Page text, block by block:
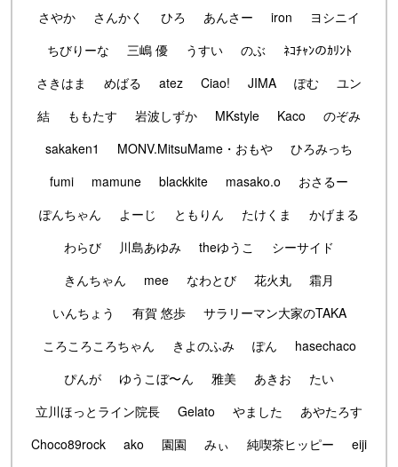
さやか
さんかく ひろ あんさー iron
ヨシニイ
ちびりーな
三嶋 優 うすい のぶ
ﾈｺﾁｬﾝのｶﾘﾝﾄ
さきはま
めばる atez Ciao! JIMA ぽむ
ユン
結
ももたす 岩波しずか MKstyle Kaco
のぞみ
sakaken1
MONV.MitsuMame・おもや
ひろみっち
fumi
mamune blackkite masako.o
おさるー
ぽんちゃん
よーじ ともりん たけくま
かげまる
わらび
川島あゆみ theゆうこ
シーサイド
きんちゃん
mee なわとび 花火丸
霜月
いんちょう
有賀 悠歩
サラリーマン大家のTAKA
ころころころちゃん
きよのふみ ぽん
hasechaco
ぴんが
ゆうこぼ〜ん 雅美 あきお
たい
立川ほっとライン院長
Gelato やました
あやたろす
Choco89rock
ako 園園 みぃ 純喫茶ヒッピー
eiji